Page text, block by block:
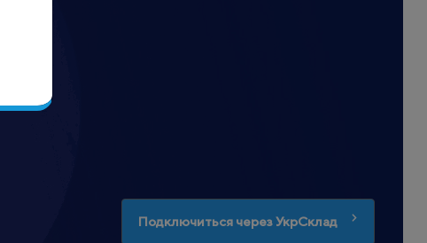
Подключиться через УкрСклад